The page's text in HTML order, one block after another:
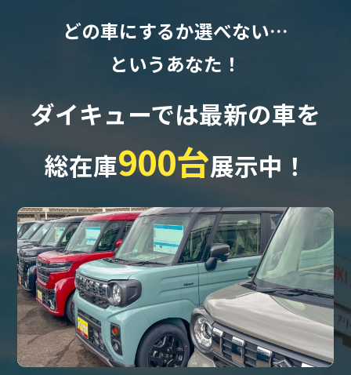
どの車にするか選べない…
というあなた！
ダイキューでは最新の車を
総在庫900台展示中！